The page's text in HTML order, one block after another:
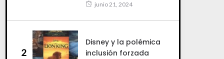
junio 21, 2024
2
Disney y la polémica
inclusión forzada